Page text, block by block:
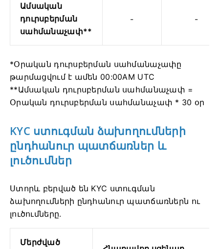
Ամսական
դուրսբերման
սահմանաչափ**
- -
*Օրական դուրսբերման սահմանաչափը
թարմացվում է ամեն 00:00AM UTC
**Ամսական դուրսբերման սահմանաչափ =
Օրական դուրսբերման սահմանաչափ * 30 օր
KYC ստուգման ձախողումների
ընդհանուր պատճառներ և
լուծումներ
Ստորև բերված են KYC ստուգման
ձախողումների ընդհանուր պատճառներն ու
լուծումները.
Մերժված